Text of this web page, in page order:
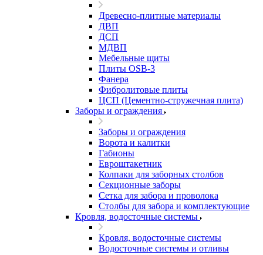
Древесно-плитные материалы
ДВП
ДСП
МДВП
Мебельные щиты
Плиты OSB-3
Фанера
Фибролитовые плиты
ЦСП (Цементно-стружечная плита)
Заборы и ограждения
Заборы и ограждения
Ворота и калитки
Габионы
Евроштакетник
Колпаки для заборных столбов
Секционные заборы
Сетка для забора и проволока
Столбы для забора и комплектующие
Кровля, водосточные системы
Кровля, водосточные системы
Водосточные системы и отливы